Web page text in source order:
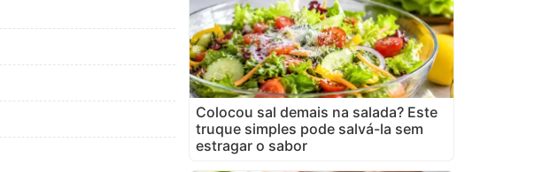
Colocou sal demais na salada? Este
truque simples pode salvá-la sem
estragar o sabor